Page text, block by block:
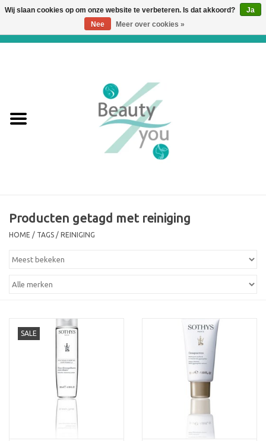
Merken
Producten getagd met reiniging
HOME / TAGS / REINIGING
SALE
Wij slaan cookies op om onze website te verbeteren. Is dat akkoord?
Ja
Nee
Meer over cookies »